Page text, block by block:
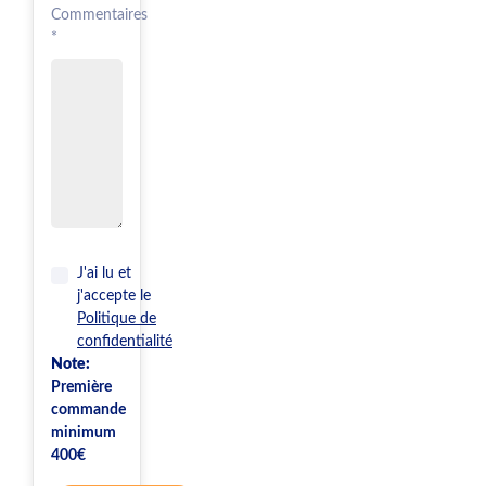
Commentaires
*
J'ai lu et
j'accepte le
Politique de
confidentialité
Note:
Première
commande
minimum
400€